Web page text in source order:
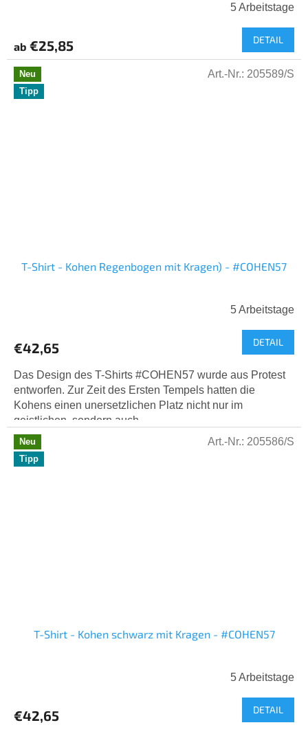
5 Arbeitstage
ab €25,85 DETAIL
Neu
Tipp
T-Shirt - Kohen Regenbogen mit Kragen) - #COHEN57
5 Arbeitstage
€42,65 DETAIL
Das Design des T-Shirts #COHEN57 wurde aus Protest
entworfen. Zur Zeit des Ersten Tempels hatten die
Kohens einen unersetzlichen Platz nicht nur im
geistlichen, sondern auch...
Art.-Nr.: 205589/S
Neu
Tipp
T-Shirt - Kohen schwarz mit Kragen - #COHEN57
5 Arbeitstage
€42,65 DETAIL
Art.-Nr.: 205586/S